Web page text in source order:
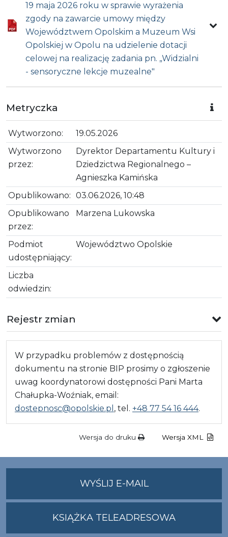
19 maja 2026 roku w sprawie wyrażenia
zgody na zawarcie umowy między
Województwem Opolskim a Muzeum Wsi
Opolskiej w Opolu na udzielenie dotacji
celowej na realizację zadania pn. „Widzialni
- sensoryczne lekcje muzealne"
Metryczka
Wytworzono:
19.05.2026
Wytworzono
przez:
Dyrektor Departamentu Kultury i
Dziedzictwa Regionalnego –
Agnieszka Kamińska
Opublikowano: 03.06.2026, 10:48
Opublikowano
przez:
Marzena Lukowska
Podmiot
udostępniający:
Województwo Opolskie
Liczba
odwiedzin:
Rejestr zmian
W przypadku problemów z dostępnością
dokumentu na stronie BIP prosimy o zgłoszenie
uwag koordynatorowi dostępności Pani Marta
Chałupka-Woźniak, email:
dostepnosc@opolskie.pl , tel. +48 77 54 16 444.
Wersja do druku Wersja XML
WYŚLIJ E-MAILNA
ADRES
KSIĄŻKA TELEADRESOWA